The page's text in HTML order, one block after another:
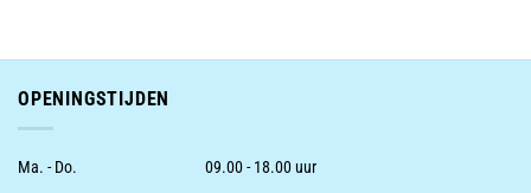
OPENINGSTIJDEN
Ma. - Do.
09.00 - 18.00 uur